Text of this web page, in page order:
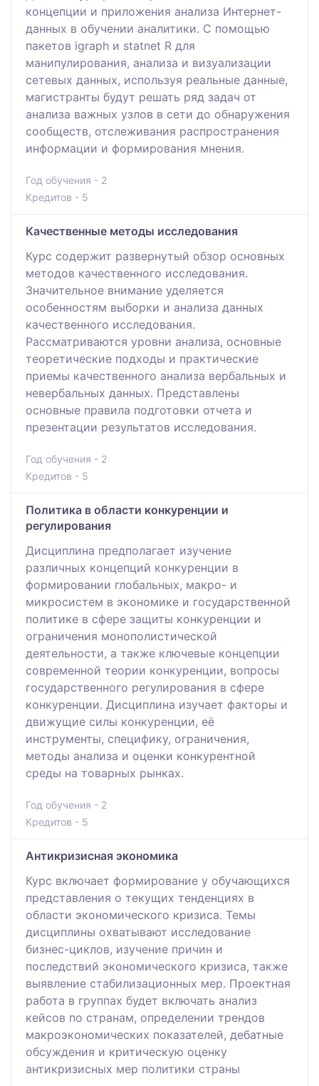
концепции и приложения анализа Интернет-
данных в обучении аналитики. С помощью
пакетов igraph и statnet R для
манипулирования, анализа и визуализации
сетевых данных, используя реальные данные,
магистранты будут решать ряд задач от
анализа важных узлов в сети до обнаружения
сообществ, отслеживания распространения
информации и формирования мнения.
Год обучения - 2
Кредитов - 5
Качественные методы исследования
Курс содержит развернутый обзор основных
методов качественного исследования.
Значительное внимание уделяется
особенностям выборки и анализа данных
качественного исследования.
Рассматриваются уровни анализа, основные
теоретические подходы и практические
приемы качественного анализа вербальных и
невербальных данных. Представлены
основные правила подготовки отчета и
презентации результатов исследования.
Год обучения - 2
Кредитов - 5
Политика в области конкуренции и
регулирования
Дисциплина предполагает изучение
различных концепций конкуренции в
формировании глобальных, макро- и
микросистем в экономике и государственной
политике в сфере защиты конкуренции и
ограничения монополистической
деятельности, а также ключевые концепции
современной теории конкуренции, вопросы
государственного регулирования в сфере
конкуренции. Дисциплина изучает факторы и
движущие силы конкуренции, её
инструменты, специфику, ограничения,
методы анализа и оценки конкурентной
среды на товарных рынках.
Год обучения - 2
Кредитов - 5
Антикризисная экономика
Курс включает формирование у обучающихся
представления о текущих тенденциях в
области экономического кризиса. Темы
дисциплины охватывают исследование
бизнес-циклов, изучение причин и
последствий экономического кризиса, также
выявление стабилизационных мер. Проектная
работа в группах будет включать анализ
кейсов по странам, определении трендов
макроэкономических показателей, дебатные
обсуждения и критическую оценку
антикризисных мер политики страны